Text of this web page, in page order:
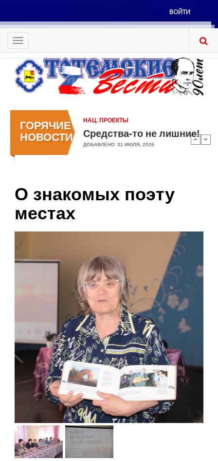
основному
содержанию
Меню
учётной
записи
пользователя
ВОЙТИ
Toggle
navigation
ГОРЯЧИЕ
НОВОСТИ
НАЦ. ПРОЕКТЫ
Средства-то не лишние!
ДОБАВЛЕНО 31 ИЮЛЯ, 2026
О знакомых поэту
местах